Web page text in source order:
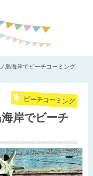
島海岸でビーチコーミング
ビーチコーミング
岸でビーチ